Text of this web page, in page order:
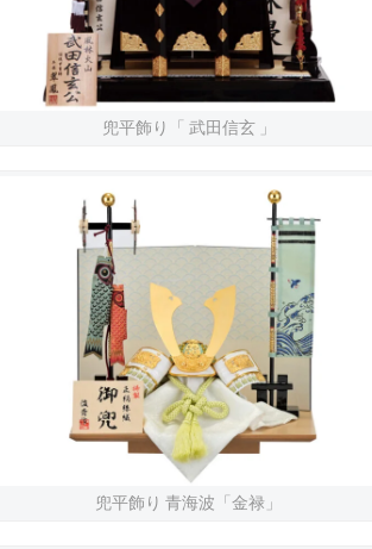
兜平飾り「 武田信玄 」
兜平飾り 青海波「金禄」